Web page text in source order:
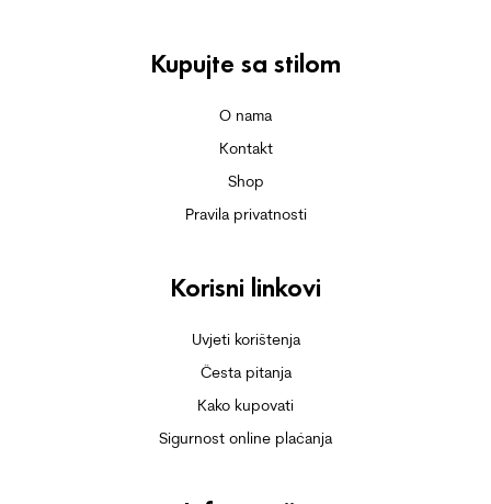
Kupujte sa stilom
O nama
Kontakt
Shop
Pravila privatnosti
Korisni linkovi
Uvjeti korištenja
Česta pitanja
Kako kupovati
Sigurnost online plaćanja